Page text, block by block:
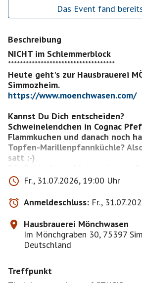
Das Event fand
Beschreibung
NICHT im Schlemmerblock
************************************
Heute geht's zur Hausbrauerei
https://www.moenchwasen.com/
Kannst Du Dich entscheiden?
Schweinelendchen in Cognac
Flammkuchen und danach noch
Topfen-Marillenpfannküchle?
satt :-)
Die Speisekarte bietet eine
Wer will diese Entscheidung mit
netter Gesellschaft macht das viel
keine Kalorien zählen und
*******************************************
SPEISEKARTE
Damit Ihr Euch einen Eindruck von
https://www.moenchwasen.com/
Fr., 31.07.2026, 19:00 Uhr
Anmeldeschluss: Fr.,
Hausbrauerei Mönchwasen
Im Mönchgraben 30, 75397
Deutschland
Treffpunkt